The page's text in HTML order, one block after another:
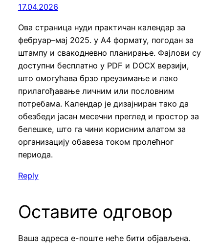
17.04.2026
Ова страница нуди практичан календар за
фебруар–мај 2025. у А4 формату, погодан за
штампу и свакодневно планирање. Фајлови су
доступни бесплатно у PDF и DOCX верзији,
што омогућава брзо преузимање и лако
прилагођавање личним или пословним
потребама. Календар је дизајниран тако да
обезбеди јасан месечни преглед и простор за
белешке, што га чини корисним алатом за
организацију обавеза током пролећног
периода.
Reply
Оставите одговор
Ваша адреса е-поште неће бити објављена.